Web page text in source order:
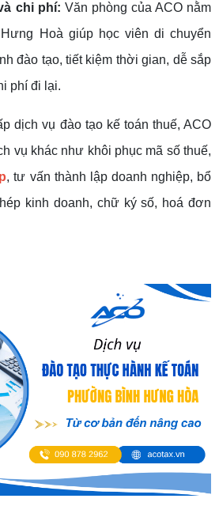
chi phí: Văn phòng của ACO nằm
Hoà giúp học viên di chuyển
đào tạo, tiết kiệm thời gian, dễ sắp
phí đi lại.
dịch vụ đào tạo kế toán thuế, ACO
vụ khác như khôi phục mã số thuế,
, tư vấn thành lập doanh nghiệp, bổ
kinh doanh, chữ ký số, hoá đơn